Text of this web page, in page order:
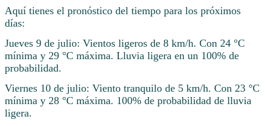
Aquí tienes el pronóstico del tiempo para los próximos
días:
Jueves 9 de julio: Vientos ligeros de 8 km/h. Con 24 °C
mínima y 29 °C máxima. Lluvia ligera en un 100% de
probabilidad.
Viernes 10 de julio: Viento tranquilo de 5 km/h. Con 23 °C
mínima y 28 °C máxima. 100% de probabilidad de lluvia
ligera.